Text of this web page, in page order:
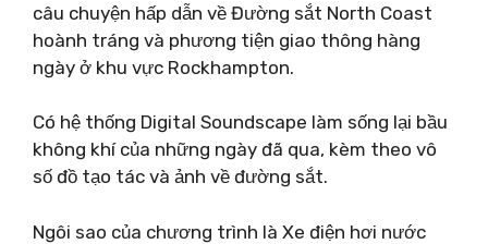
câu chuyện hấp dẫn về Đường sắt North Coast
hoành tráng và phương tiện giao thông hàng
ngày ở khu vực Rockhampton.
Có hệ thống Digital Soundscape làm sống lại bầu
không khí của những ngày đã qua, kèm theo vô
số đồ tạo tác và ảnh về đường sắt.
Ngôi sao của chương trình là Xe điện hơi nước